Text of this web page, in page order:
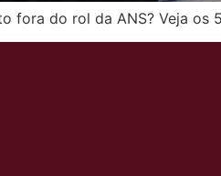
fora do rol da ANS? Veja os